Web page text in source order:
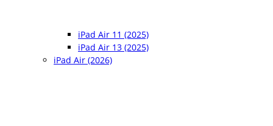
iPad Air 11 (2025)
iPad Air 13 (2025)
iPad Air (2026)